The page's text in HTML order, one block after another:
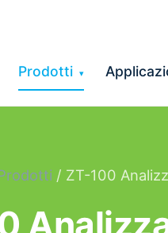
Prodotti ▾
/ ZT-100